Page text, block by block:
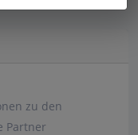
zu den
Partner